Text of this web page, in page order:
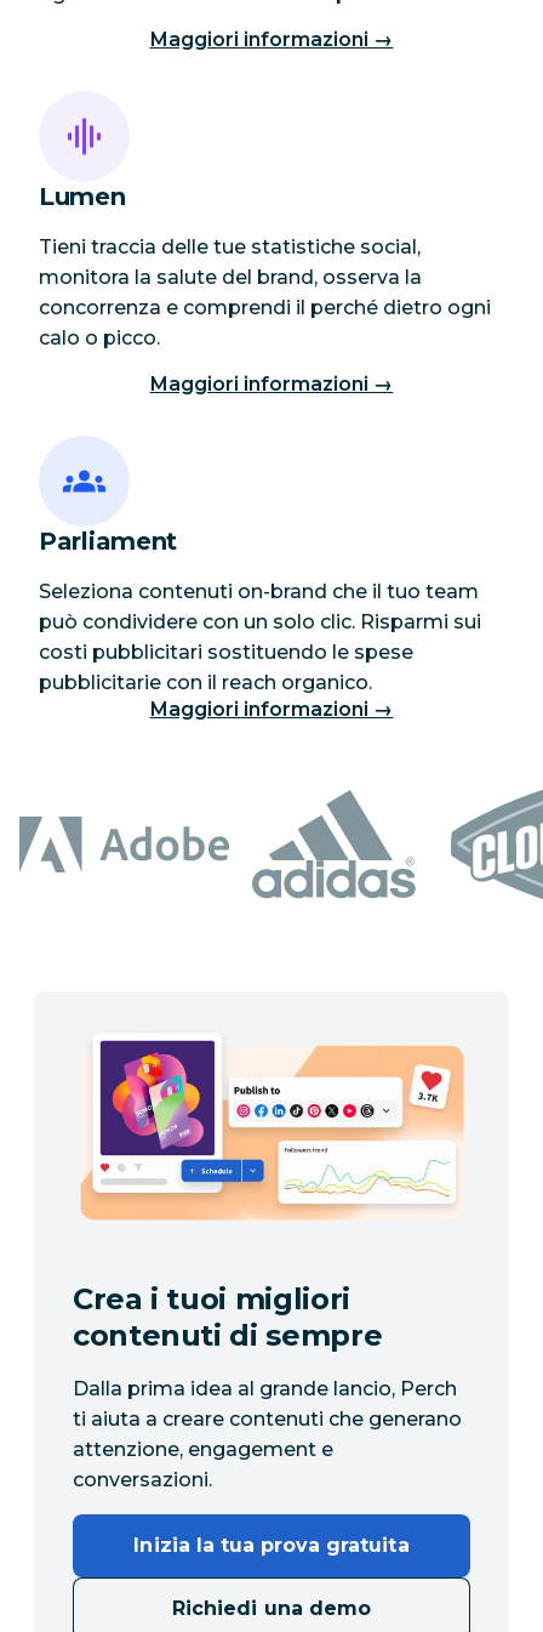
Maggiori informazioni →
Lumen
Tieni traccia delle tue statistiche social,
monitora la salute del brand, osserva la
concorrenza e comprendi il perché dietro ogni
calo o picco.
Maggiori informazioni →
Parliament
Seleziona contenuti on-brand che il tuo team
può condividere con un solo clic. Risparmi sui
costi pubblicitari sostituendo le spese
pubblicitarie con il reach organico.
Maggiori informazioni →
Crea i tuoi migliori
contenuti di sempre
Dalla prima idea al grande lancio, Perch
ti aiuta a creare contenuti che generano
attenzione, engagement e
conversazioni.
Inizia la tua prova gratuita
Richiedi una demo